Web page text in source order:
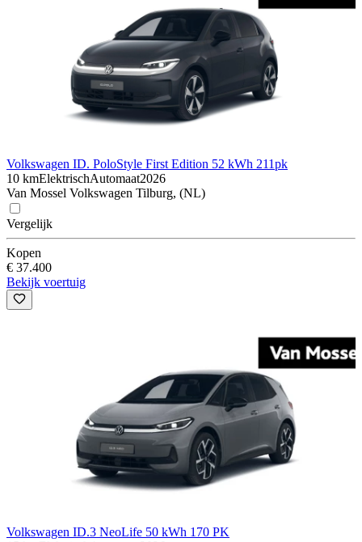
Volkswagen ID. PoloStyle First Edition 52 kWh 211pk
10 kmElektrischAutomaat2026
Van Mossel Volkswagen Tilburg, (NL)
Vergelijk
Kopen
€ 37.400
Bekijk voertuig
Volkswagen ID.3 NeoLife 50 kWh 170 PK